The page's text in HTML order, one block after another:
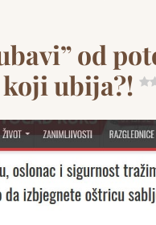
od
ubija?!